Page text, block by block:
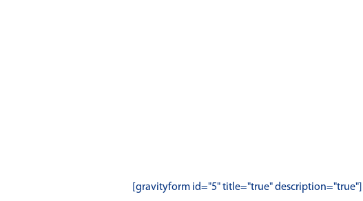
[gravityform id="5" title="true" description="true"]